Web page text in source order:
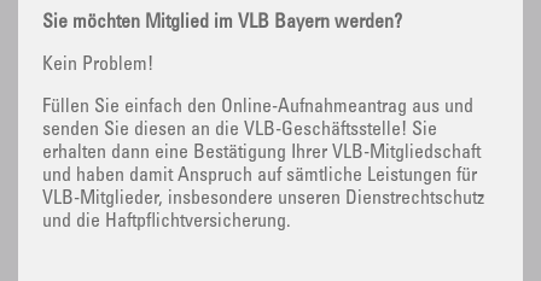
Sie möchten Mitglied im VLB Bayern werden?
Kein Problem!
Füllen Sie einfach den Online-Aufnahmeantrag aus und
senden Sie diesen an die VLB-Geschäftsstelle! Sie
erhalten dann eine Bestätigung Ihrer VLB-Mitgliedschaft
und haben damit Anspruch auf sämtliche Leistungen für
VLB-Mitglieder, insbesondere unseren Dienstrechtschutz
und die Haftpflichtversicherung.